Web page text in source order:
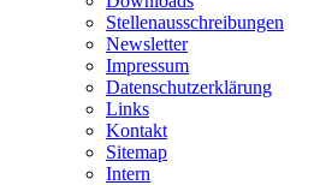
Stellenausschreibungen
Newsletter
Impressum
Datenschutzerklärung
Links
Kontakt
Sitemap
Intern